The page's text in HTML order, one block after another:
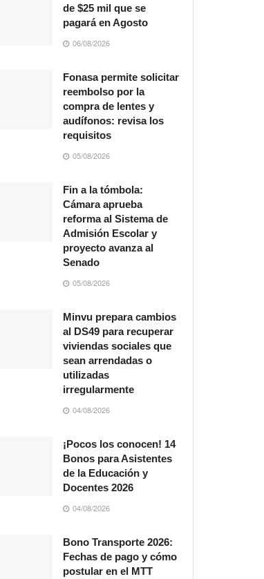
de $25 mil que se
pagará en Agosto
06/08/2026
Fonasa permite solicitar
reembolso por la
compra de lentes y
audífonos: revisa los
requisitos
05/08/2026
Fin a la tómbola:
Cámara aprueba
reforma al Sistema de
Admisión Escolar y
proyecto avanza al
Senado
05/08/2026
Minvu prepara cambios
al DS49 para recuperar
viviendas sociales que
sean arrendadas o
utilizadas
irregularmente
04/08/2026
¡Pocos los conocen! 14
Bonos para Asistentes
de la Educación y
Docentes 2026
04/08/2026
Bono Transporte 2026:
Fechas de pago y cómo
postular en el MTT